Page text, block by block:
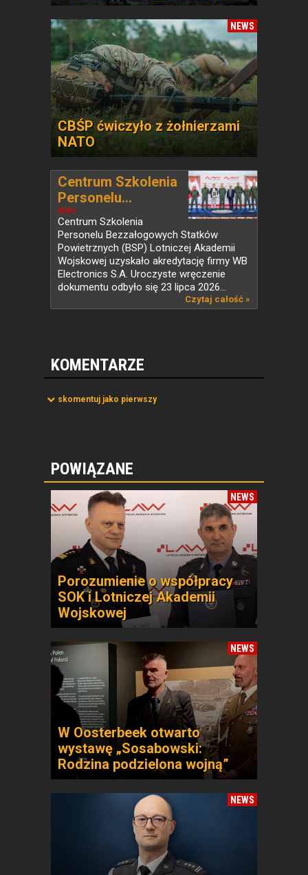
NEWS
CBŚP ćwiczyło z żołnierzami
NATO
NEWS
Centrum Szkolenia
Personelu...
Centrum Szkolenia
Personelu Bezzałogowych Statków
Powietrznych (BSP) Lotniczej Akademii
Wojskowej uzyskało akredytację firmy WB
Electronics S.A. Uroczyste wręczenie
dokumentu odbyło się 23 lipca 2026...
Czytaj całość »
KOMENTARZE
skomentuj jako pierwszy
POWIĄZANE
NEWS
Porozumienie o współpracy
SOK i Lotniczej Akademii
Wojskowej
NEWS
W Oosterbeek otwarto
wystawę „Sosabowski:
Rodzina podzielona wojną”
NEWS